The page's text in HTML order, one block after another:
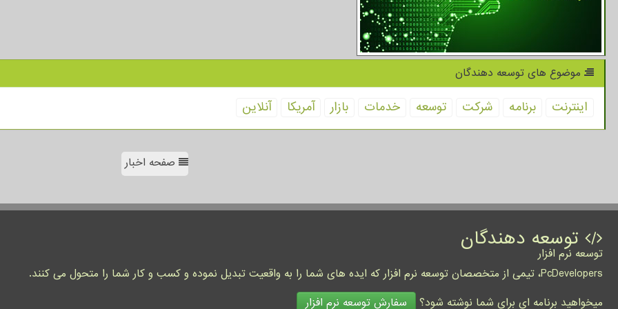
موضوع های توسعه دهندگان
اینترنت برنامه شركت توسعه خدمات بازار آمریكا آنلاین
صفحه اخبار
توسعه دهندگان
توسعه نرم افزار
PcDevelopers، تیمی از متخصصان توسعه نرم افزار که ایده های شما را به واقعیت تبدیل نموده و کسب و کار شما را متحول می کنند.
میخواهید برنامه ای برای شما نوشته شود؟
سفارش توسعه نرم افزار